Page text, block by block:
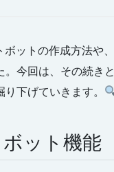
ットの作成方法や
今回は、その続き
下げていきます。
ット機能